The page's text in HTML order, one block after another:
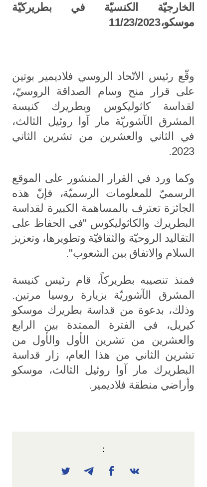
الخارجيّة الكنسيّة في بطريركيّة
موسكو،11/23/2023
وقّع رئيس الاتّحاد الروسي فلاديمير بوتين
على قرار منح وسام الصداقة الروسيّ،
لقداسة كاثوليكوس وبطريرك كنيسة
المشرق الآشوريّة مار آوا روئيل الثالث،
في الثاني والعشرين من تشرين الثاني
2023.
وكما ورد في القرار المنشور على الموقع
الرسميّ للمعلومات الرسميّة، فإنّ هذه
الجائزة تعترف بالمساهمة الكبيرة لقداسة
البطريرك والكاثوليكوس "في الحفاظ على
التقاليد الروحيّة والثقافيّة وتطويرها، وتعزيز
السلام والاتفاق بين الشعوب".
فمنذ تنصيبه بطريركاً، قام رئيس كنيسة
المشرق الآشوريّة بزيارة روسيا مرتين.
وذلك، بدعوة من قداسة بطريرك موسكو
كيريل، في الفترة الممتدة بين الرابع
والعشرين من تشرين الأول والأول من
تشرين الثاني من هذا العام، زار قداسة
البطريرك مار آوا روئيل الثالث، موسكو
وأراضي منطقة فلاديمير.
: